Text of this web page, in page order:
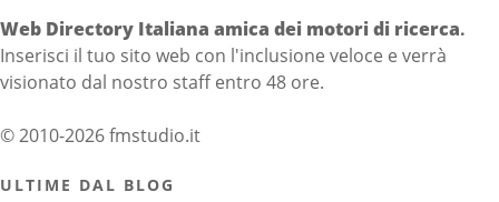
Web Directory Italiana amica dei motori di ricerca.
Inserisci il tuo sito web con l'inclusione veloce e verrà
visionato dal nostro staff entro 48 ore.
© 2010-2026 fmstudio.it
ULTIME DAL BLOG